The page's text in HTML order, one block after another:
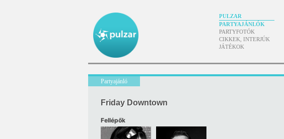
PULZAR
PARTYAJÁNLÓK
PARTYFOTÓK
CIKKEK, INTERJÚK
JÁTÉKOK
Partyajánló
Friday Downtown
Fellépők